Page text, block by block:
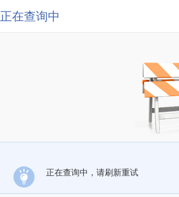
正在查询中
正在查询中，请刷新重试